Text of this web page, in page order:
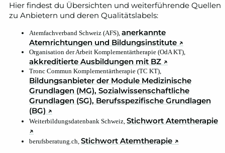
Hier findest du Übersichten und weiterführende Quellen
zu Anbietern und deren Qualitätslabels:
Atemfachverband Schweiz (AFS), anerkannte
Atemrichtungen und Bildungsinstitute ↗
Organisation der Arbeit Komplementärtherapie (OdA KT),
akkreditierte Ausbildungen mit BZ ↗
Tronc Commun Komplementärtherapie (TC KT),
Bildungsanbieter der Module Medizinische
Grundlagen (MG), Sozialwissenschaftliche
Grundlagen (SG), Berufsspezifische Grundlagen
(BG) ↗
Weiterbildungsdatenbank Schweiz, Stichwort Atemtherapie
↗
berufsberatung.ch, Stichwort Atemtherapie ↗